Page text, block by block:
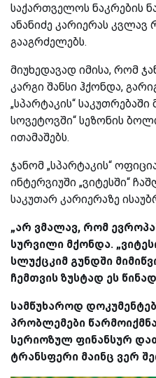
საქართველოს ნაკრების
ანანიძე კარიერას კვლავ
გააგრძელებს.
მიუხედავად იმისა, რომ
კარგი შანსი ჰქონდა,
„სპარტაკის“
სოვეტოვში“ სეზონის
ითამაშებს.
ჯანომ „სპარტაკის“
ინტერვიუში „ვიტესში“
საკუთარ კარიერაზე
„არ ვმალავ, რომ
სურვილი მქონდა.
სლუქცკიმ გუნდში
ჩემთვის ზუსტად ეს
სამწუხაროდ
პრობლემები
სერიოზულ ფინანსურ
ტრანსფერი მაინც ვერ